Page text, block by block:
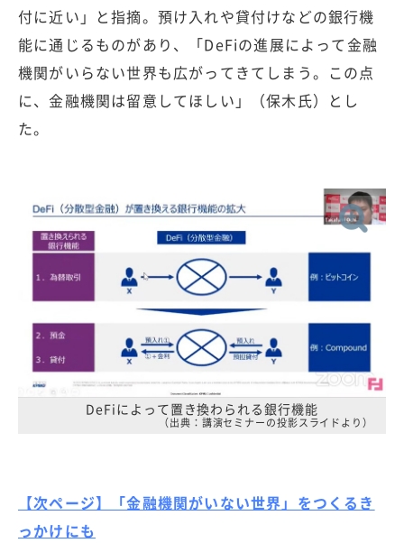
付に近い」と指摘。預け入れや貸付けなどの銀行機
能に通じるものがあり、「DeFiの進展によって金融
機関がいらない世界も広がってきてしまう。この点
に、金融機関は留意してほしい」（保木氏）とし
た。
DeFiによって置き換わられる銀行機能
（出典：講演セミナーの投影スライドより）
【次ページ】「金融機関がいない世界」をつくるき
っかけにも